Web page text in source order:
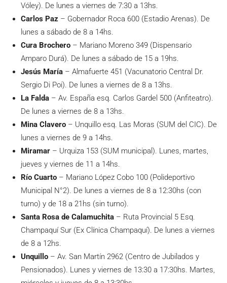
Vóley). De lunes a viernes de 7:30 a 13hs.
Carlos Paz – Gobernador Roca 600 (Estadio Arenas). De
lunes a sábado de 8 a 14hs.
Cura Brochero – Mariano Moreno 349 (Dispensario
Amparo Durá). De lunes a sábado de 15 a 19hs.
Jesús María – Almafuerte 451 (Vacunatorio Central Dr.
Sergio Di Poi). De lunes a viernes de 8 a 13hs.
La Falda – Av. España esq. Carlos Gardel 500 (Anfiteatro).
De lunes a viernes de 8 a 13hs.
Mina Clavero – Unquillo esq. Las Moras (SUM del CIC). De
lunes a viernes de 9 a 14hs.
Miramar – Urquiza 153 (SUM municipal). Lunes, martes,
jueves y viernes de 11 a 14hs.
Río Cuarto – Mariano López Cobo 100 (Polideportivo
Municipal N°2). De lunes a viernes de 8 a 12:30hs (con
turno) y de 18 a 21hs (sin turno).
Santa Rosa de Calamuchita – Ruta Provincial 5 Esq.
Champaquí Sur (Ex Clínica Champaquí). De lunes a viernes
de 8 a 12hs.
Unquillo – Av. San Martín 2962 (Centro de Jubilados y
Pensionados). Lunes y viernes de 13:30 a 17:30hs. Martes,